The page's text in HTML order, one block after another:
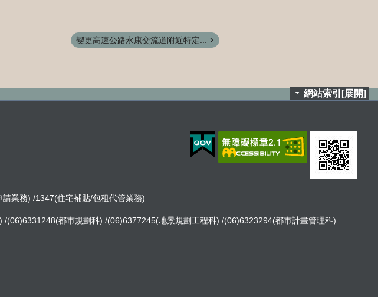
變更高速公路永康交流道附近特定...
網站索引[展開]
業務) /1347(住宅補貼/包租代管業務)
都市規劃科) /(06)6377245(地景規劃工程科) /(06)6323294(都市計畫管理科)